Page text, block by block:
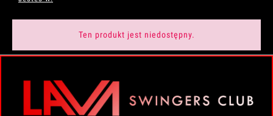
Ten produkt jest niedostępny.